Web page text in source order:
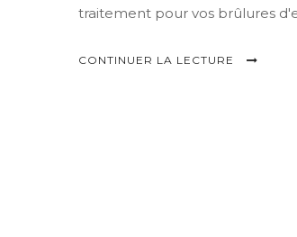
traitement pour vos brûlures
CONTINUER LA LECTURE